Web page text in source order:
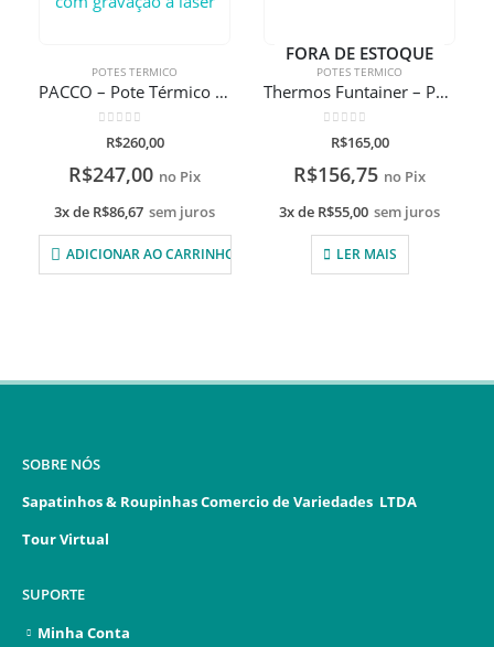
POTES TERMICO
PACCO – Pote Térmico Food Jar 350ml lavanda com gravação a laser
de 5
R$260,00
R$247,00 no Pix
3x de R$86,67 sem juros
ADICIONAR AO CARRINHO
FORA DE ESTOQUE
POTES TERMICO
Thermos Funtainer – Pote térmico Batman
de 5
R$165,00
R$156,75 no Pix
3x de R$55,00 sem juros
LER MAIS
SOBRE NÓS
Sapatinhos & Roupinhas Comercio de Variedades LTDA
Tour Virtual
SUPORTE
Minha Conta